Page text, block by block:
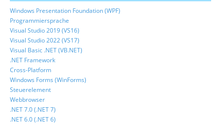
Windows Presentation Foundation (WPF)
Programmiersprache
Visual Studio 2019 (VS16)
Visual Studio 2022 (VS17)
Visual Basic .NET (VB.NET)
.NET Framework
Cross-Platform
Windows Forms (WinForms)
Steuerelement
Webbrowser
.NET 7.0 (.NET 7)
.NET 6.0 (.NET 6)